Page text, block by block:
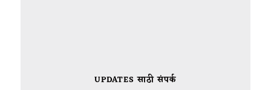
UPDATES साठी संपर्क